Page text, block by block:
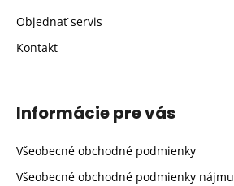
Objednať servis
Kontakt
Informácie pre vás
Všeobecné obchodné podmienky
Všeobecné obchodné podmienky nájmu